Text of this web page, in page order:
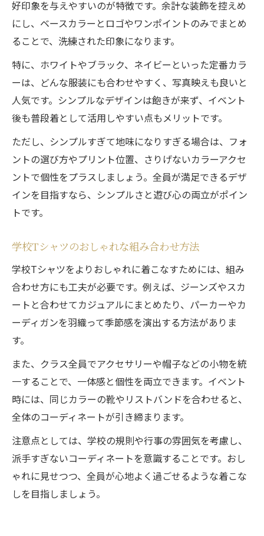
好印象を与えやすいのが特徴です。余計な装飾を控えめ
にし、ベースカラーとロゴやワンポイントのみでまとめ
ることで、洗練された印象になります。
特に、ホワイトやブラック、ネイビーといった定番カラ
ーは、どんな服装にも合わせやすく、写真映えも良いと
人気です。シンプルなデザインは飽きが来ず、イベント
後も普段着として活用しやすい点もメリットです。
ただし、シンプルすぎて地味になりすぎる場合は、フォ
ントの選び方やプリント位置、さりげないカラーアクセ
ントで個性をプラスしましょう。全員が満足できるデザ
インを目指すなら、シンプルさと遊び心の両立がポイン
トです。
学校Tシャツのおしゃれな組み合わせ方法
学校Tシャツをよりおしゃれに着こなすためには、組み
合わせ方にも工夫が必要です。例えば、ジーンズやスカ
ートと合わせてカジュアルにまとめたり、パーカーやカ
ーディガンを羽織って季節感を演出する方法がありま
す。
また、クラス全員でアクセサリーや帽子などの小物を統
一することで、一体感と個性を両立できます。イベント
時には、同じカラーの靴やリストバンドを合わせると、
全体のコーディネートが引き締まります。
注意点としては、学校の規則や行事の雰囲気を考慮し、
派手すぎないコーディネートを意識することです。おし
ゃれに見せつつ、全員が心地よく過ごせるような着こな
しを目指しましょう。